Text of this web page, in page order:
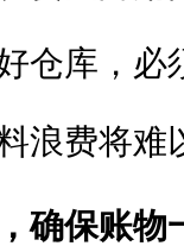
仓库，必
浪费将难
确保账物